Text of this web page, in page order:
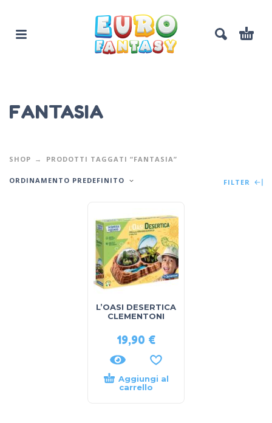
FANTASIA
SHOP PRODOTTI TAGGATI “FANTASIA”
ORDINAMENTO PREDEFINITO FILTER
L’OASI DESERTICA
CLEMENTONI
19,90 €
Aggiungi al
carrello